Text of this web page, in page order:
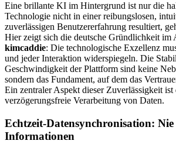
Eine brillante KI im Hintergrund ist nur die
Technologie nicht in einer reibungslosen,
zuverlässigen Benutzererfahrung resultiert,
Hier zeigt sich die deutsche Gründlichkeit im
kimcaddie: Die technologische Exzellenz
und jeder Interaktion widerspiegeln. Die
Geschwindigkeit der Plattform sind keine
sondern das Fundament, auf dem das
Ein zentraler Aspekt dieser Zuverlässigkeit ist
verzögerungsfreie Verarbeitung von Daten.
Echtzeit-Datensynchronisation:
Informationen